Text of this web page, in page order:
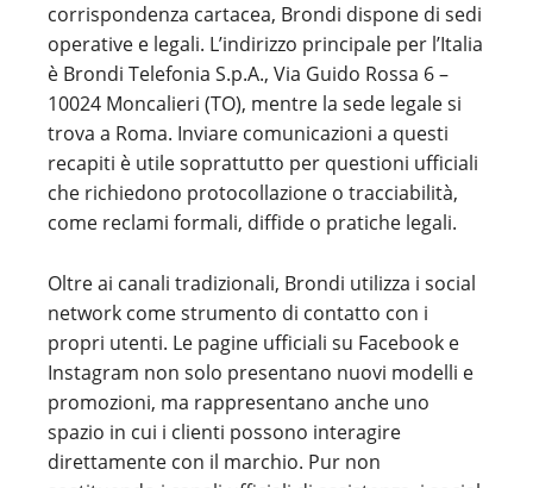
corrispondenza cartacea, Brondi dispone di sedi
operative e legali. L’indirizzo principale per l’Italia
è Brondi Telefonia S.p.A., Via Guido Rossa 6 –
10024 Moncalieri (TO), mentre la sede legale si
trova a Roma. Inviare comunicazioni a questi
recapiti è utile soprattutto per questioni ufficiali
che richiedono protocollazione o tracciabilità,
come reclami formali, diffide o pratiche legali.
Oltre ai canali tradizionali, Brondi utilizza i social
network come strumento di contatto con i
propri utenti. Le pagine ufficiali su Facebook e
Instagram non solo presentano nuovi modelli e
promozioni, ma rappresentano anche uno
spazio in cui i clienti possono interagire
direttamente con il marchio. Pur non